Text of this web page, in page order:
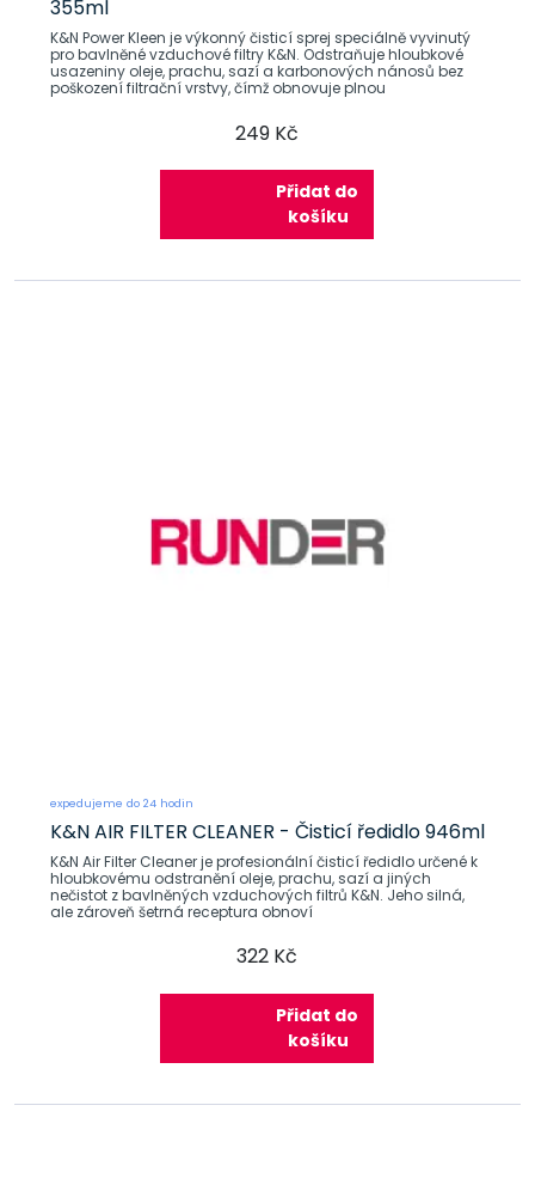
355ml
K&N Power Kleen je výkonný čisticí sprej speciálně vyvinutý
pro bavlněné vzduchové filtry K&N. Odstraňuje hloubkové
usazeniny oleje, prachu, sazí a karbonových nánosů bez
poškození filtrační vrstvy, čímž obnovuje plnou
249 Kč
Přidat do
košíku
expedujeme do 24 hodin
K&N AIR FILTER CLEANER - Čisticí ředidlo 946ml
K&N Air Filter Cleaner je profesionální čisticí ředidlo určené k
hloubkovému odstranění oleje, prachu, sazí a jiných
nečistot z bavlněných vzduchových filtrů K&N. Jeho silná,
ale zároveň šetrná receptura obnoví
322 Kč
Přidat do
košíku